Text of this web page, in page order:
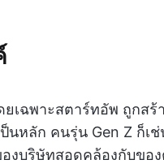
เฉพาะสตาร์ทอัพ ถูกสร้
นหลัก คนรุ่น Gen Z ก็เ
งบริษัทสอดคล้องกับของ